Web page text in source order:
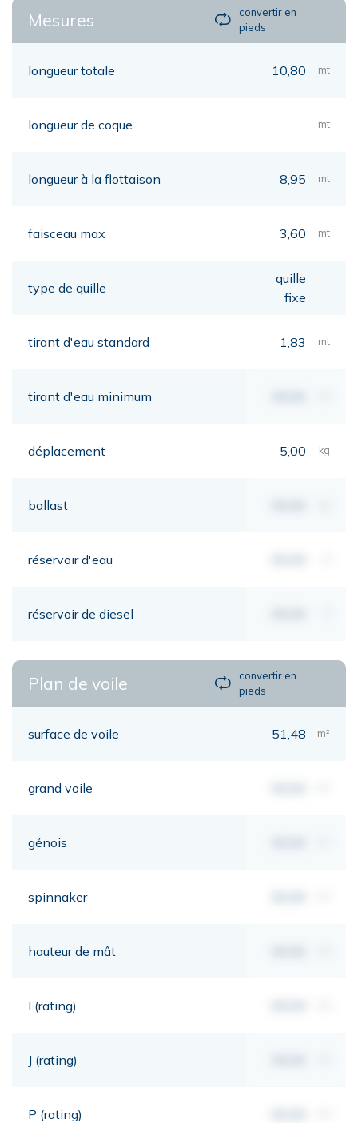
Mesures
convertir en
pieds
longueur totale 10,80 mt
longueur de coque mt
longueur à la flottaison 8,95 mt
faisceau max 3,60 mt
type de quille
quille
fixe
tirant d'eau standard 1,83 mt
tirant d'eau minimum
déplacement 5,00 kg
ballast
réservoir d'eau
réservoir de diesel
Plan de voile
convertir en
pieds
surface de voile 51,48 m²
grand voile
génois
spinnaker
hauteur de mât
I (rating)
J (rating)
P (rating)